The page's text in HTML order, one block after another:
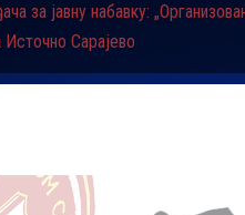
за јавну набавку:
Сарајево